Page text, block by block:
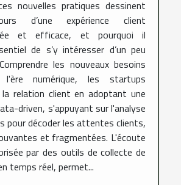
nouvelles pratiques dessinent
d’une expérience client
et efficace, et pourquoi il
de s’y intéresser d’un peu
les nouveaux besoins
numérique, les startups
relation client en adoptant une
driven, s'appuyant sur l'analyse
pour décoder les attentes clients,
et fragmentées. L'écoute
par des outils de collecte de
temps réel, permet...